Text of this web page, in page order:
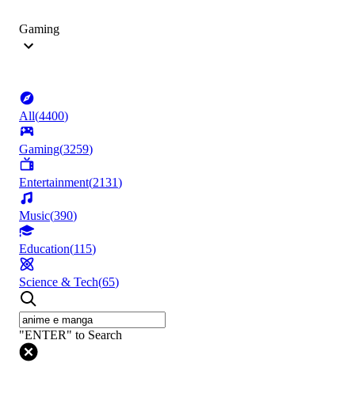
Gaming
All(4400)
Gaming(3259)
Entertainment(2131)
Music(390)
Education(115)
Science & Tech(65)
"ENTER" to Search